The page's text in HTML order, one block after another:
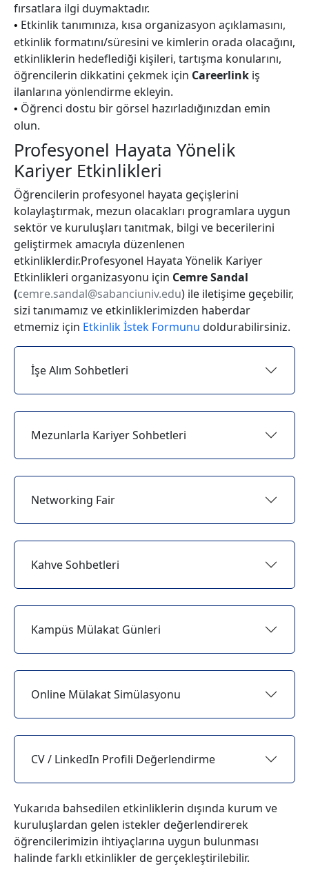
fırsatlara ilgi duymaktadır.
• Etkinlik tanımınıza, kısa organizasyon açıklamasını,
etkinlik formatını/süresini ve kimlerin orada olacağını,
etkinliklerin hedeflediği kişileri, tartışma konularını,
öğrencilerin dikkatini çekmek için Careerlink iş
ilanlarına yönlendirme ekleyin.
• Öğrenci dostu bir görsel hazırladığınızdan emin
olun.
Profesyonel Hayata Yönelik
Kariyer Etkinlikleri
Öğrencilerin profesyonel hayata geçişlerini
kolaylaştırmak, mezun olacakları programlara uygun
sektör ve kuruluşları tanıtmak, bilgi ve becerilerini
geliştirmek amacıyla düzenlenen
etkinliklerdir.Profesyonel Hayata Yönelik Kariyer
Etkinlikleri organizasyonu için Cemre Sandal
(cemre.sandal@sabanciuniv.edu) ile iletişime geçebilir,
sizi tanımamız ve etkinliklerimizden haberdar
etmemiz için Etkinlik İstek Formunu doldurabilirsiniz.
İşe Alım Sohbetleri
Mezunlarla Kariyer Sohbetleri
Networking Fair
Kahve Sohbetleri
Kampüs Mülakat Günleri
Online Mülakat Simülasyonu
CV / LinkedIn Profili Değerlendirme
Yukarıda bahsedilen etkinliklerin dışında kurum ve
kuruluşlardan gelen istekler değerlendirerek
öğrencilerimizin ihtiyaçlarına uygun bulunması
halinde farklı etkinlikler de gerçekleştirilebilir.